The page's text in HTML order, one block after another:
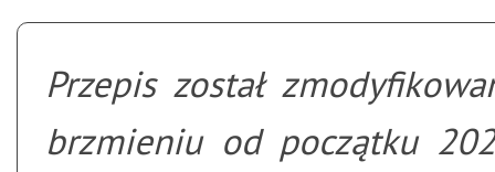
Przepis został
brzmieniu od początku